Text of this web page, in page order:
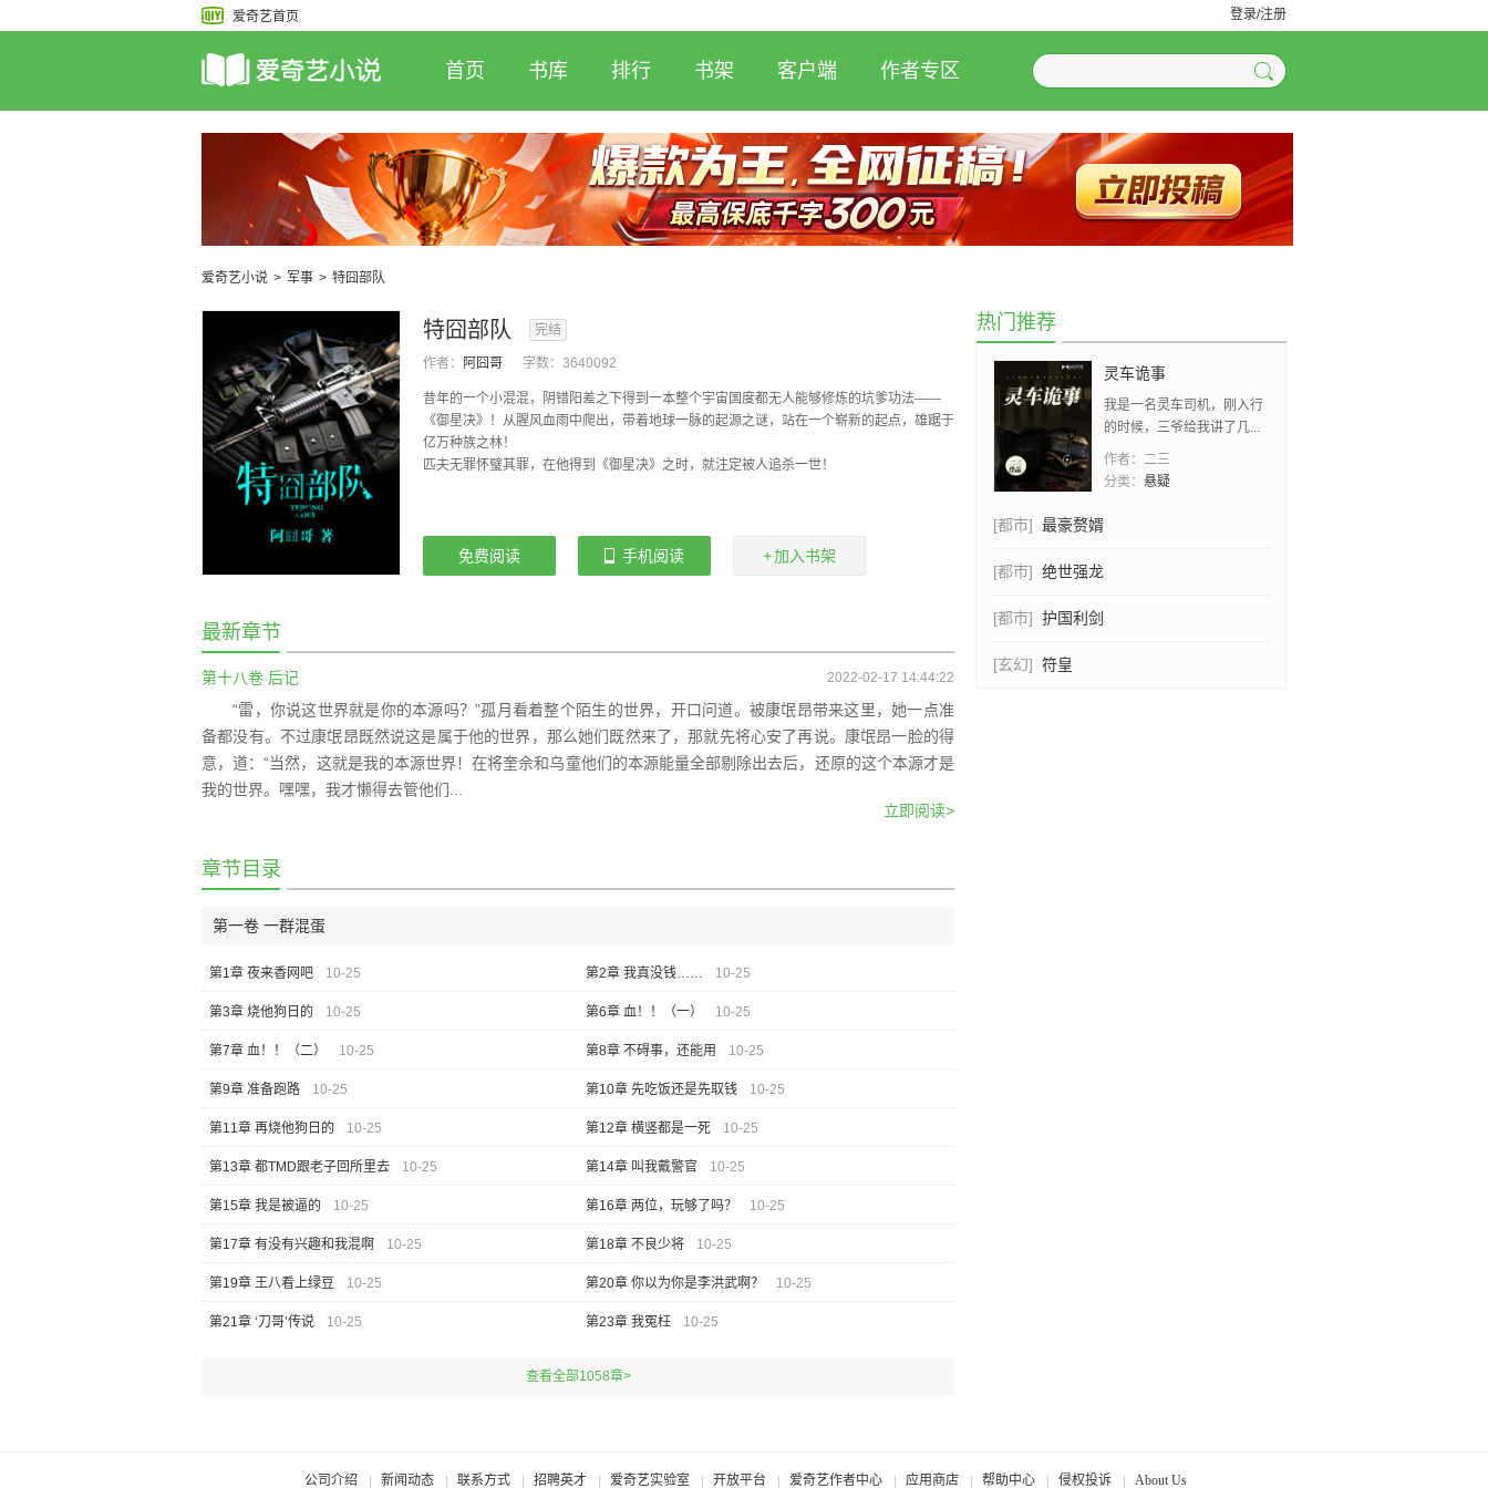
爱奇艺首页 登录/注册
首页 书库 排行 书架 客户端 作者专区
爱奇艺小说 > 军事 > 特囧部队
特囧部队 完结
作者： 阿囧哥 字数： 3640092
昔年的一个小混混，阴错阳差之下得到一本整个宇宙国度都无人能够修炼的坑爹功法——
《御星决》！从腥风血雨中爬出，带着地球一脉的起源之谜，站在一个崭新的起点，雄踞于
亿万种族之林！
匹夫无罪怀璧其罪，在他得到《御星决》之时，就注定被人追杀一世！
免费阅读 手机阅读 加入书架
最新章节
2022-02-17 14:44:22
第十八卷 后记
“雷，你说这世界就是你的本源吗？”孤月看着整个陌生的世界，开口问道。被康氓昂带来这里，她一点准
备都没有。不过康氓昂既然说这是属于他的世界，那么她们既然来了，那就先将心安了再说。康氓昂一脸的得
意，道：“当然，这就是我的本源世界！在将奎佘和乌童他们的本源能量全部剔除出去后，还原的这个本源才是
我的世界。嘿嘿，我才懒得去管他们...
立即阅读>
章节目录
第一卷 一群混蛋
第1章 夜来香网吧 10-25 第2章 我真没钱…… 10-25
第3章 烧他狗日的 10-25 第6章 血！！（一） 10-25
第7章 血！！（二） 10-25 第8章 不碍事，还能用 10-25
第9章 准备跑路 10-25 第10章 先吃饭还是先取钱 10-25
第11章 再烧他狗日的 10-25 第12章 横竖都是一死 10-25
第13章 都TMD跟老子回所里去 10-25 第14章 叫我戴警官 10-25
第15章 我是被逼的 10-25 第16章 两位，玩够了吗？ 10-25
第17章 有没有兴趣和我混啊 10-25 第18章 不良少将 10-25
第19章 王八看上绿豆 10-25 第20章 你以为你是李洪武啊？ 10-25
第21章 ‘刀哥’传说 10-25 第23章 我冤枉 10-25
查看全部1058章>
热门推荐
灵车诡事
我是一名灵车司机，刚入行
的时候，三爷给我讲了几...
作者： 二三
分类： 悬疑
[都市] 最豪赘婿
[都市] 绝世强龙
[都市] 护国利剑
[玄幻] 符皇
公司介绍 新闻动态 联系方式 招聘英才 爱奇艺实验室 开放平台 爱奇艺作者中心 应用商店 帮助中心 侵权投诉 About Us